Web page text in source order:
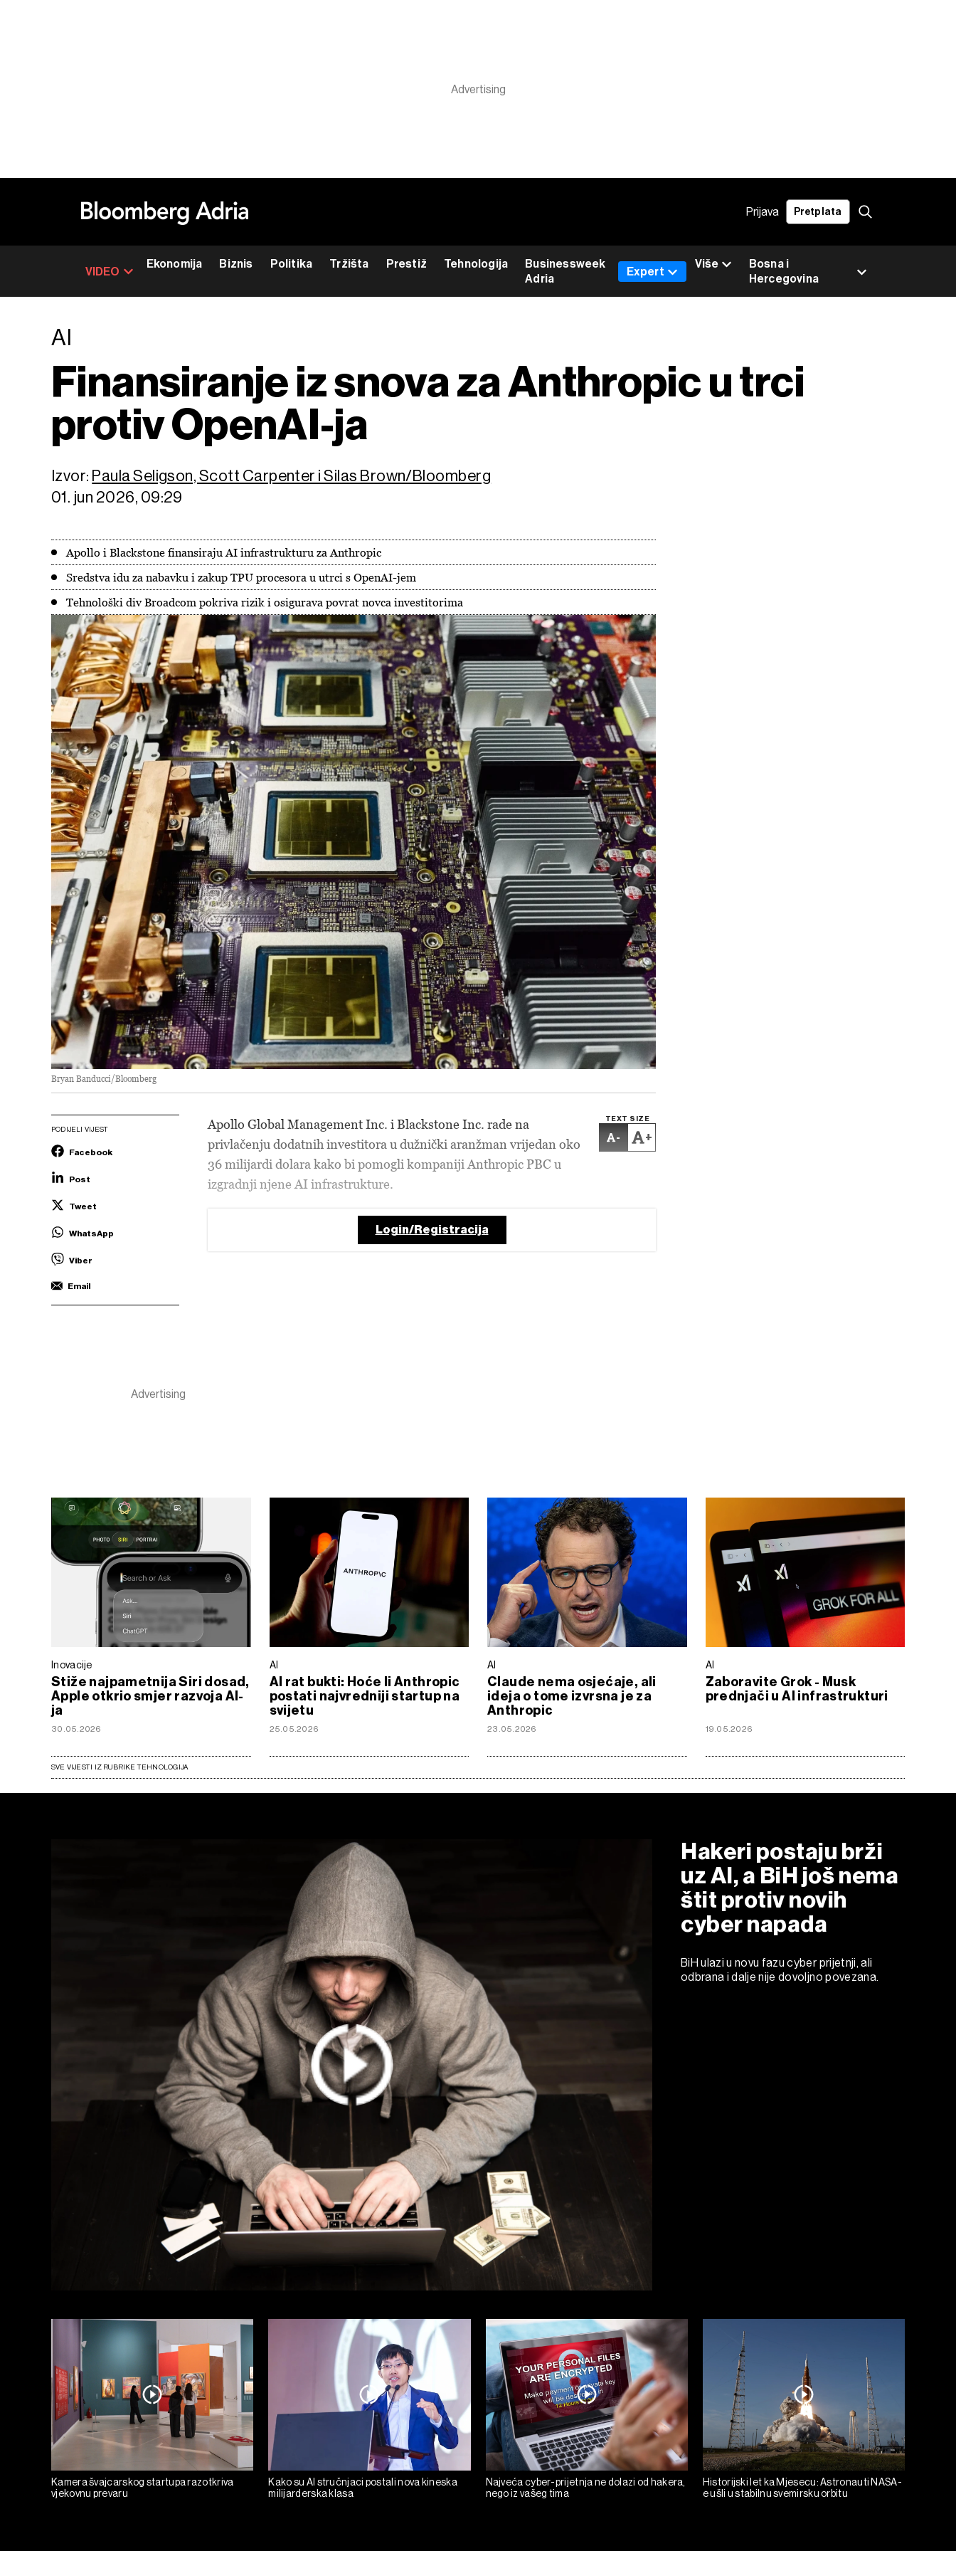
Prijava Pretplata
VIDEO
Ekonomija Biznis Politika Tržišta Prestiž Tehnologija
Businessweek
Adria
Bosna i
Hercegovina
Expert
Više
AI
Finansiranje iz snova za Anthropic u trci
protiv OpenAI-ja
Izvor: Paula Seligson, Scott Carpenter i Silas Brown/Bloomberg
01. jun 2026, 09:29
Apollo i Blackstone finansiraju AI infrastrukturu za Anthropic
Sredstva idu za nabavku i zakup TPU procesora u utrci s OpenAI-jem
Tehnološki div Broadcom pokriva rizik i osigurava povrat novca investitorima
Bryan Banducci/Bloomberg
PODIJELI VIJEST
Facebook
Post
Tweet
WhatsApp
Viber
Email
TEXT SIZE
- +
Apollo Global Management Inc. i Blackstone Inc. rade na
privlačenju dodatnih investitora u dužnički aranžman vrijedan oko
36 milijardi dolara kako bi pomogli kompaniji Anthropic PBC u
izgradnji njene AI infrastrukture.
Login/Registracija
Inovacije
Stiže najpametnija Siri dosad,
Apple otkrio smjer razvoja AI-
ja
30.05.2026
AI
AI rat bukti: Hoće li Anthropic
postati najvredniji startup na
svijetu
25.05.2026
AI
Claude nema osjećaje, ali
ideja o tome izvrsna je za
Anthropic
23.05.2026
AI
Zaboravite Grok - Musk
prednjači u AI infrastrukturi
19.05.2026
SVE VIJESTI IZ RUBRIKE TEHNOLOGIJA
Hakeri postaju brži
uz AI, a BiH još nema
štit protiv novih
cyber napada
BiH ulazi u novu fazu cyber prijetnji, ali
odbrana i dalje nije dovoljno povezana.
Kamera švajcarskog startupa razotkriva
vjekovnu prevaru
Kako su AI stručnjaci postali nova kineska
milijarderska klasa
Najveća cyber-prijetnja ne dolazi od hakera,
nego iz vašeg tima
Historijski let ka Mjesecu: Astronauti NASA-
e ušli u stabilnu svemirsku orbitu